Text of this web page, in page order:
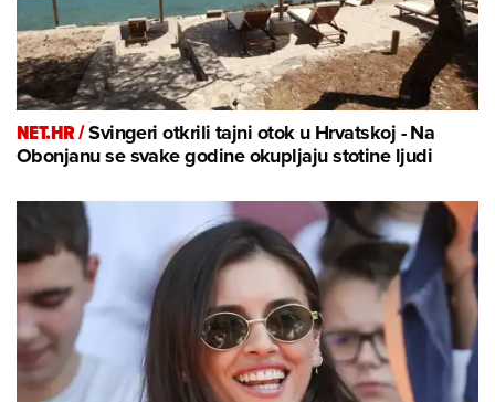
NET.HR /Svingeri otkrili tajni otok u Hrvatskoj - Na
Obonjanu se svake godine okupljaju stotine ljudi